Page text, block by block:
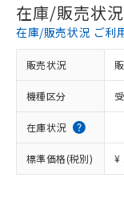
在庫/販売状況
在庫/販売状況 ご利
販売状況
機種区分
在庫状況
標準価格(税別) ¥